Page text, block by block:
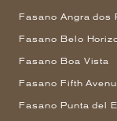
Fasano Angra dos
Fasano Belo
Fasano Boa Vista
Fasano Fifth
Fasano Punta del